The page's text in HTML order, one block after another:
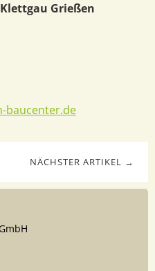
Grießen
baucenter.de
NÄCHSTER ARTIKEL →